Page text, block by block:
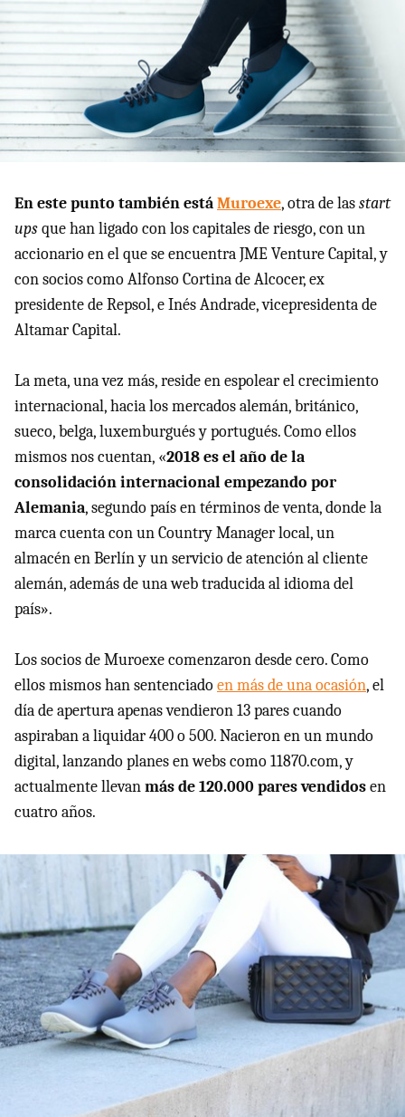
En este punto también estáMuroexe, otra de lasstart
upsque han ligado con los capitales de riesgo, con un
accionario en el que se encuentra JME Venture Capital, y
con socios como Alfonso Cortina de Alcocer, ex
presidente de Repsol, e Inés Andrade, vicepresidenta de
Altamar Capital.
La meta, una vez más, reside en espolear el crecimiento
internacional, hacia los mercados alemán, británico,
sueco, belga, luxemburgués y portugués. Como ellos
mismos nos cuentan, «2018 es el año de la
consolidación internacional empezando por
Alemania, segundo país en términos de venta, donde la
marca cuenta con un Country Manager local, un
almacén en Berlín y un servicio de atención al cliente
alemán, además de una web traducida al idioma del
país».
Los socios de Muroexe comenzaron desde cero. Como
ellos mismos han sentenciadoen más de una ocasión, el
día de apertura apenas vendieron 13 pares cuando
aspiraban a liquidar 400 o 500. Nacieron en un mundo
digital, lanzando planes en webs como 11870.com, y
actualmente llevanmás de 120.000 pares vendidosen
cuatro años.